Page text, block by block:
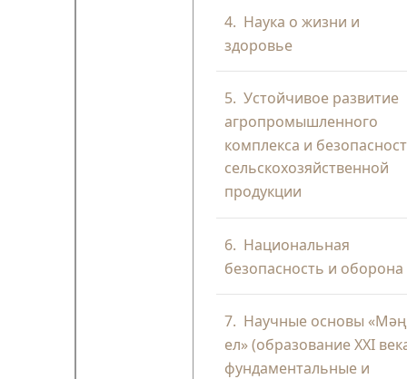
4. Наука о жизни и
здоровье
5.Устойчивое развитие
агропромышленного
комплекса и
сельскохозяйственной
продукции
6. Национальная
безопасность и оборона
7. Научные основы
ел» (образование XXI
фундаментальные и